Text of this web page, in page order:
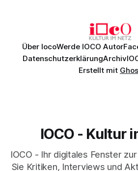
Über IocoWerde IOCO Autor
DatenschutzerklärungArchiv
Erstellt mit
IOCO - Kultur
IOCO - Ihr digitales Fenster
Sie Kritiken, Interviews und